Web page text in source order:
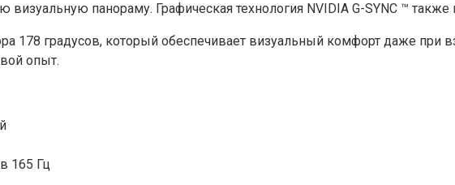
визуальную панораму. Графическая технология NVIDIA G-SYNC ™
178 градусов, который обеспечивает визуальный комфорт даже при
опыт.
165 Гц